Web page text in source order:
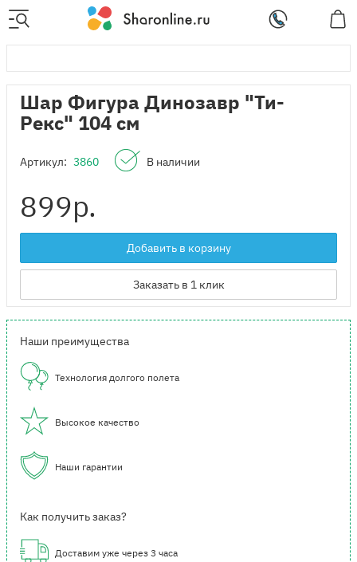
Шар Фигура Динозавр "Ти-
Рекс" 104 см
Артикул: 3860 В наличии
899р.
Добавить в корзину
Заказать в 1 клик
Наши преимущества
Технология долгого полета
Высокое качество
Наши гарантии
Как получить заказ?
Доставим уже через 3 часа